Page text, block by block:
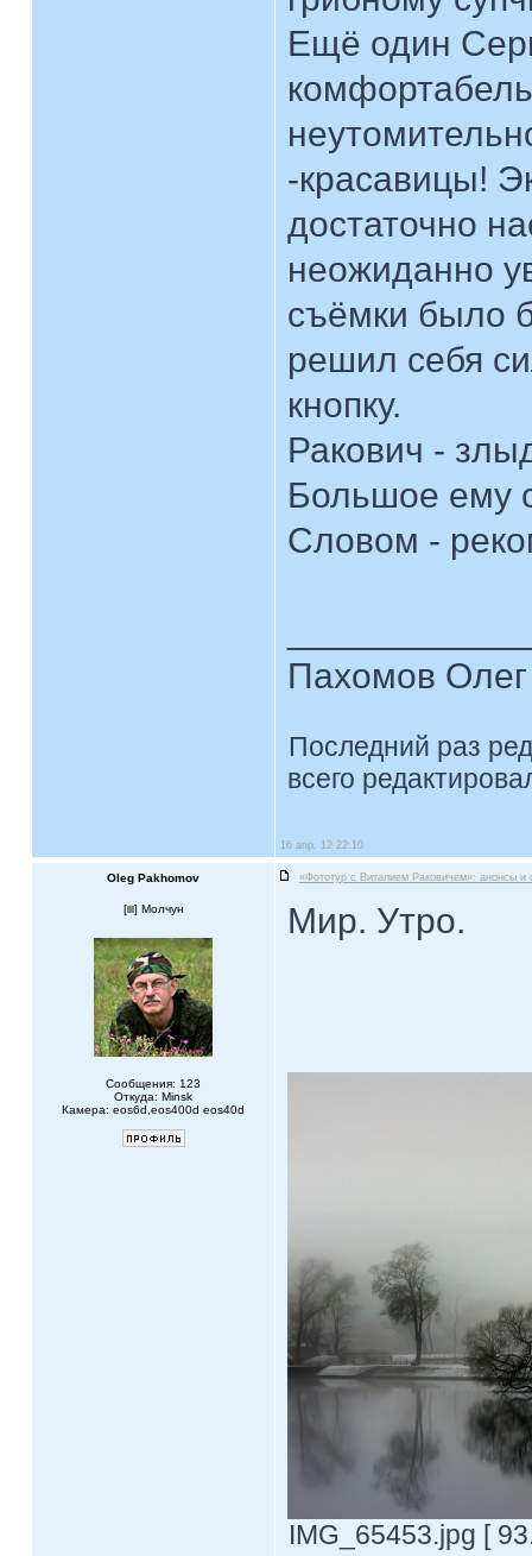
Ещё один
-красавицы!
достаточно
неожиданно
съёмки было
решил себя
кнопку.
Ракович -
Большое ему
Словом -
Пахомов
Последний раз
всего
16 апр, 12 22:10
Oleg Pakhomov «Фототур с Виталием Раковичем»: анонсы и
[ ] Молчун
Сообщения: 123
Откуда: Minsk
Камера: eos6d,eos400d eos40d
Мир. Утро.
IMG_65453.jpg [